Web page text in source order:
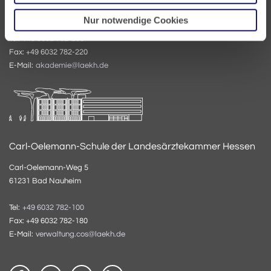
Nur notwendige Cookies
61231 Bad Nauheim
Tel:+49 6032 782-200
Fax: +49 6032 782-220
E-Mail: akademie@laekh.de
Carl-Oelemann-Schule der Landesärztekammer Hessen
Carl-Oelemann-Weg 5
61231 Bad Nauheim
Tel: +49 6032 782-100
Fax: +49 6032 782-180
E-Mail: verwaltung.cos@laekh.de